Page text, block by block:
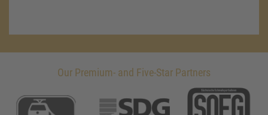
Our Premium- and Five-Star Partners